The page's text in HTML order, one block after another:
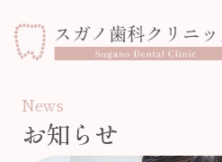
ホーム
News
お知らせ